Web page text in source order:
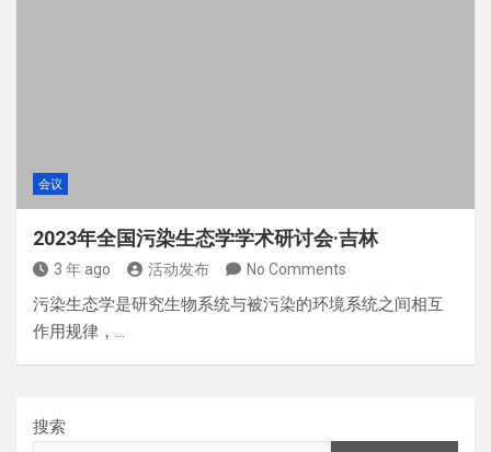
会议
2023年全国污染生态学学术研讨会·吉林
3 年 ago 活动发布 No Comments
污染生态学是研究生物系统与被污染的环境系统之间相互
作用规律，…
搜索